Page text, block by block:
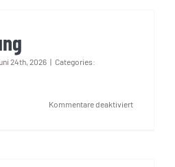
24th, 2026 | Categories:
Kommentare deaktiviertfür